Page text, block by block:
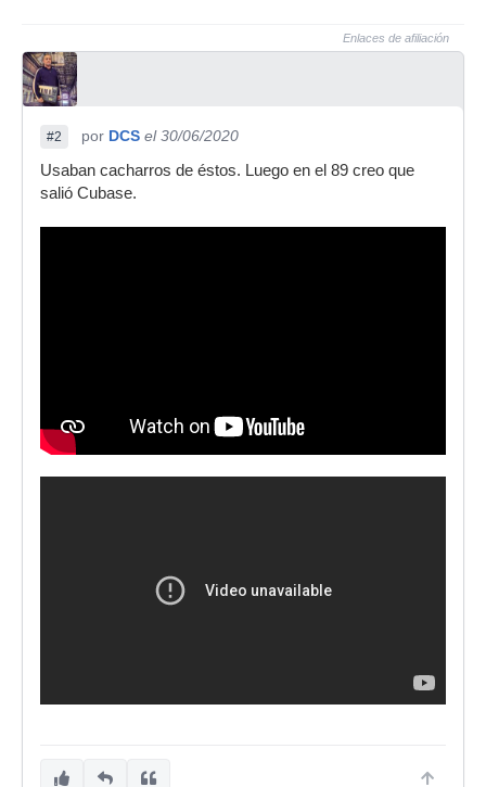
Enlaces de afiliación
#2 por DCS el 30/06/2020
Usaban cacharros de éstos. Luego en el 89 creo que
salió Cubase.